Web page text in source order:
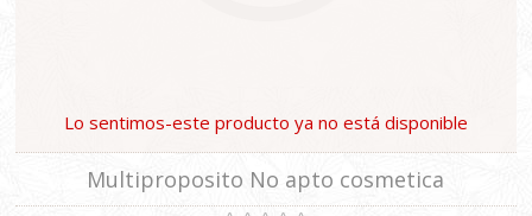
Lo sentimos-este producto ya no está disponible
Multiproposito No apto cosmetica